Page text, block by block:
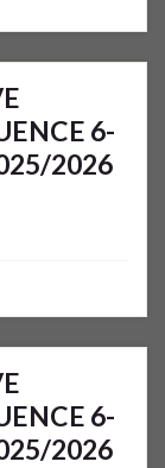
6-
2026
6-
2026